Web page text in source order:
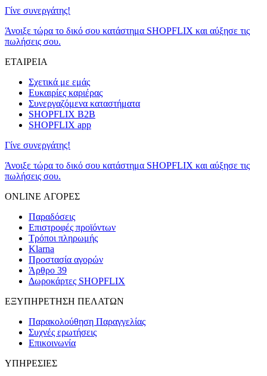
Γίνε συνεργάτης!
Άνοιξε τώρα το δικό σου κατάστημα SHOPFLIX και αύξησε τις
πωλήσεις σου.
ΕΤΑΙΡΕΙΑ
Σχετικά με εμάς
Ευκαιρίες καριέρας
Συνεργαζόμενα καταστήματα
SHOPFLIX B2B
SHOPFLIX app
Γίνε συνεργάτης!
Άνοιξε τώρα το δικό σου κατάστημα SHOPFLIX και αύξησε τις
πωλήσεις σου.
ONLINE ΑΓΟΡΕΣ
Παραδόσεις
Επιστροφές προϊόντων
Τρόποι πληρωμής
Klarna
Προστασία αγορών
Άρθρο 39
Δωροκάρτες SHOPFLIX
ΕΞΥΠΗΡΕΤΗΣΗ ΠΕΛΑΤΩΝ
Παρακολούθηση Παραγγελίας
Συχνές ερωτήσεις
Επικοινωνία
ΥΠΗΡΕΣΙΕΣ